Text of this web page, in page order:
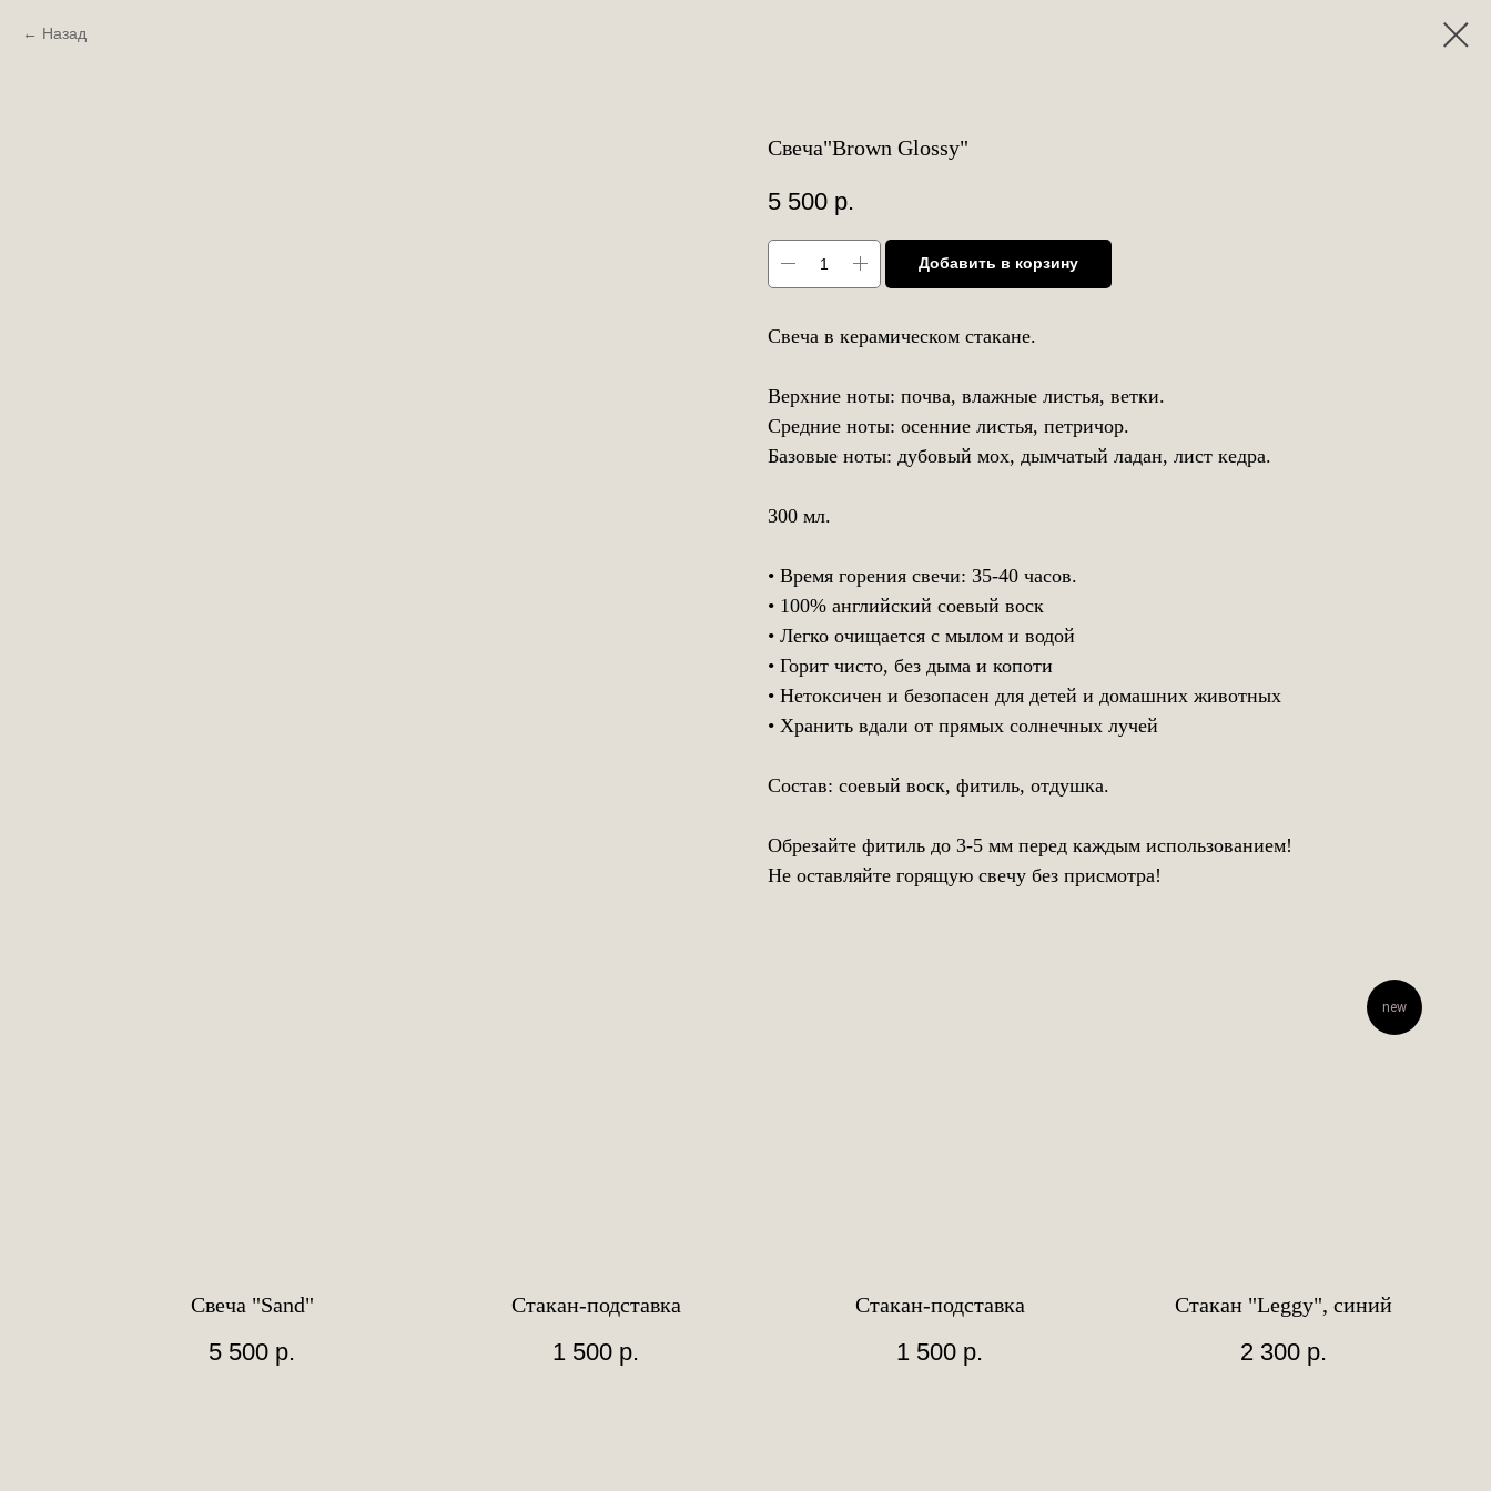
Назад
Свеча"Brown Glossy"
5 500 р.
Добавить в корзину
Свеча в керамическом стакане.
Верхние ноты: почва, влажные листья, ветки.
Средние ноты: осенние листья, петричор.
Базовые ноты: дубовый мох, дымчатый ладан, лист кедра.
300 мл.
• Время горения свечи: 35-40 часов.
• 100% английский соевый воск
• Легко очищается с мылом и водой
• Горит чисто, без дыма и копоти
• Нетоксичен и безопасен для детей и домашних животных
• Хранить вдали от прямых солнечных лучей
Состав: соевый воск, фитиль, отдушка.
Обрезайте фитиль до 3-5 мм перед каждым использованием!
Не оставляйте горящую свечу без присмотра!
Свеча "Sand"
5 500 р.
Стакан-подставка
1 500 р.
Стакан-подставка
1 500 р.
new
Стакан "Leggy", синий
2 300 р.